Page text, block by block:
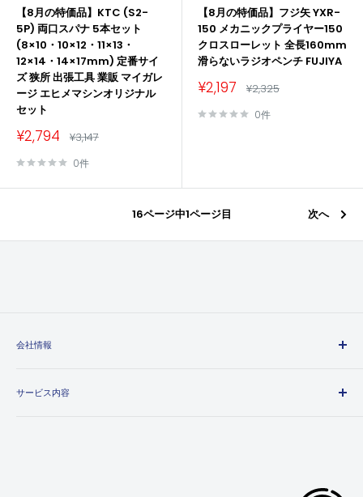
【8月の特価品】KTC (S2-
5P) 両口スパナ 5本セット
(8×10・10×12・11×13・
12×14・14×17mm) 定番サイ
ズ 狭所 出張工具 業販 マイガレ
ージ エヒメマシンオリジナル
セット
販
価
¥2,794 通
価
格
¥3,147
0件
【8月の特価品】フジ矢 YXR-
150 メカニックプライヤー150
クロスローレット 全長160mm
滑らないラジオペンチ FUJIYA
販
価
¥2,197 通
価
格
¥2,325
0件
16ページ中1ページ目 次へ
会社情報
会社概要
サービス内容